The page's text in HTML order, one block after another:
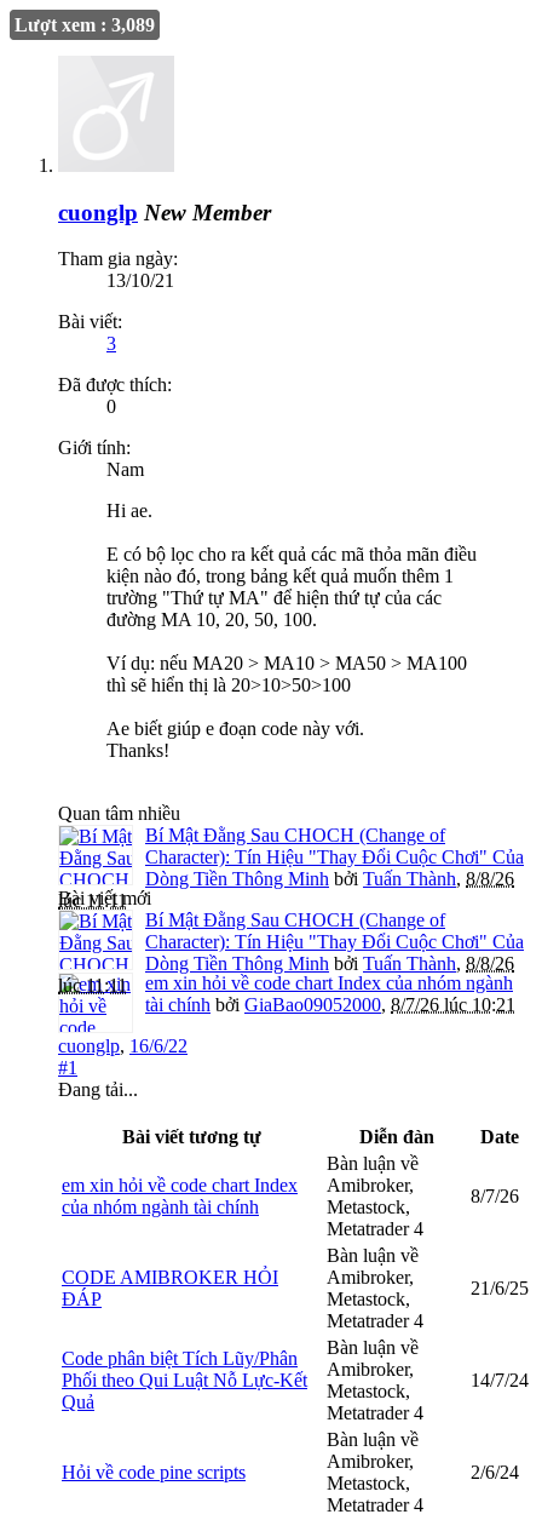
Lượt xem : 3,089
cuonglp New Member
Tham gia ngày:
13/10/21
Bài viết:
3
Đã được thích:
0
Giới tính:
Nam
Hi ae.
E có bộ lọc cho ra kết quả các mã thỏa mãn điều
kiện nào đó, trong bảng kết quả muốn thêm 1
trường "Thứ tự MA" để hiện thứ tự của các
đường MA 10, 20, 50, 100.
Ví dụ: nếu MA20 > MA10 > MA50 > MA100
thì sẽ hiển thị là 20>10>50>100
Ae biết giúp e đoạn code này với.
Thanks!
Quan tâm nhiều
Bí Mật Đằng Sau CHOCH (Change of
Character): Tín Hiệu "Thay Đổi Cuộc Chơi" Của
Dòng Tiền Thông Minh bởi Tuấn Thành, 8/8/26
lúc 11:11
Bài viết mới
Bí Mật Đằng Sau CHOCH (Change of
Character): Tín Hiệu "Thay Đổi Cuộc Chơi" Của
Dòng Tiền Thông Minh bởi Tuấn Thành, 8/8/26
lúc 11:11
em xin hỏi về code chart Index của nhóm ngành
tài chính bởi GiaBao09052000, 8/7/26 lúc 10:21
cuonglp, 16/6/22
#1
Đang tải...
Bài viết tương tự Diễn đàn Date
em xin hỏi về code chart Index
của nhóm ngành tài chính
Bàn luận về
Amibroker,
Metastock,
Metatrader 4
8/7/26
CODE AMIBROKER HỎI
ĐÁP
Bàn luận về
Amibroker,
Metastock,
Metatrader 4
21/6/25
Code phân biệt Tích Lũy/Phân
Phối theo Qui Luật Nỗ Lực-Kết
Quả
Bàn luận về
Amibroker,
Metastock,
Metatrader 4
14/7/24
Hỏi về code pine scripts
Bàn luận về
Amibroker,
Metastock,
Metatrader 4
2/6/24